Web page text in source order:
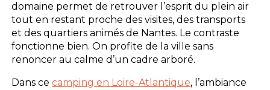
domaine permet de retrouver l’esprit du plein air
tout en restant proche des visites, des transports
et des quartiers animés de Nantes. Le contraste
fonctionne bien. On profite de la ville sans
renoncer au calme d’un cadre arboré.
Dans cecamping en Loire-Atlantique, l’ambiance